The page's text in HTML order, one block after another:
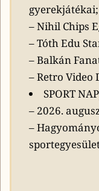
gyerekjátékai;
– Nihil Chips
– Tóth Edu
– Balkán
– Retro Video
SPORT
– 2026.
–